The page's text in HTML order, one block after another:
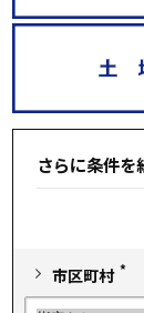
さらに条件を
市区町村 *